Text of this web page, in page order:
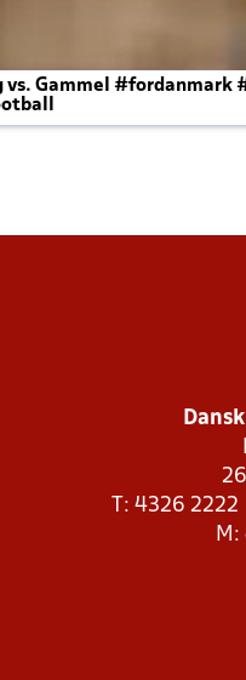
vs. Gammel #fordanmark
T: 4326
M: